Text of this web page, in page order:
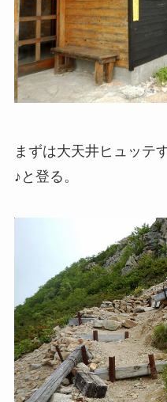
まずは大天井ヒュッテ
♪ と登る。